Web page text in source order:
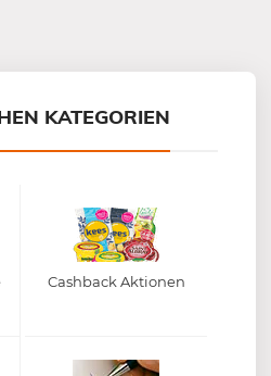
KATEGORIEN
Cashback Aktionen